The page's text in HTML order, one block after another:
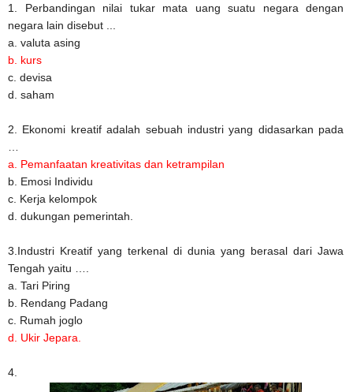
1. Perbandingan nilai tukar mata uang suatu negara dengan
negara lain disebut ...
a. valuta asing
b. kurs
c. devisa
d. saham
2. Ekonomi kreatif adalah sebuah industri yang didasarkan pada
a. Pemanfaatan kreativitas dan ketrampilan
b. Emosi Individu
c. Kerja kelompok
d. dukungan pemerintah.
3.Industri Kreatif yang terkenal di dunia yang berasal dari Jawa
Tengah yaitu ….
a. Tari Piring
b. Rendang Padang
c. Rumah joglo
d. Ukir Jepara.
4.